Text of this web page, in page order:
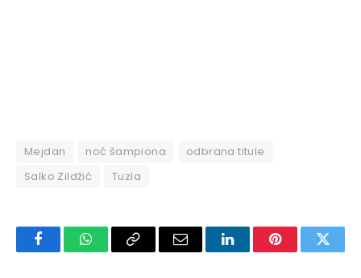
Mejdan noć šampiona
odbrana titule
Salko Zildžić
Tuzla
FacebookWhatsAppCopy
Email LinkedInPinterest